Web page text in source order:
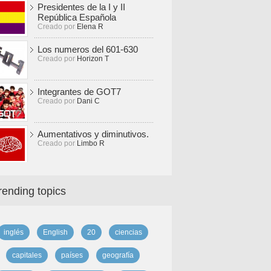
Presidentes de la I y II
República Española
Creado por Elena R
Los numeros del 601-630
Creado por Horizon T
Integrantes de GOT7
Creado por Dani C
Aumentativos y diminutivos.
Creado por Limbo R
topics
inglés English 20 ciencias
capitales países geografía